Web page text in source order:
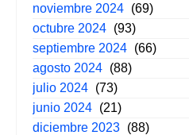
noviembre 2024 (69)
octubre 2024 (93)
septiembre 2024 (66)
agosto 2024 (88)
julio 2024 (73)
junio 2024 (21)
diciembre 2023 (88)